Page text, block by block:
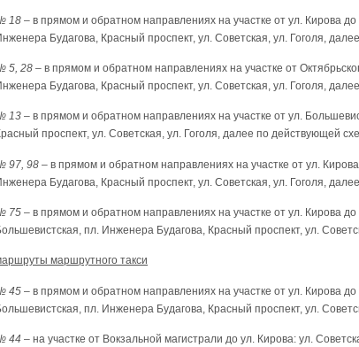
18 – в прямом и обратном направлениях на участке от ул. Кирова
Будагова, Красный проспект, ул. Советская, ул. Гоголя,
5, 28 – в прямом и обратном направлениях на участке от
Будагова, Красный проспект, ул. Советская, ул. Гоголя,
13 – в прямом и обратном направлениях на участке от ул.
проспект, ул. Советская, ул. Гоголя, далее по действующей
97, 98 – в прямом и обратном направлениях на участке от ул.
Будагова, Красный проспект, ул. Советская, ул. Гоголя,
75 – в прямом и обратном направлениях на участке от ул. Кирова
пл. Инженера Будагова, Красный проспект, ул.
маршрутного такси
45 – в прямом и обратном направлениях на участке от ул. Кирова
пл. Инженера Будагова, Красный проспект, ул.
44 – на участке от Вокзальной магистрали до ул. Кирова: ул.